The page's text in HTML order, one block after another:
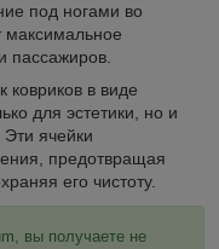
под ногами во
максимальное
пассажиров.
ковриков в виде
для эстетики, но и
ячейки
предотвращая
его чистоту.
вы получаете не